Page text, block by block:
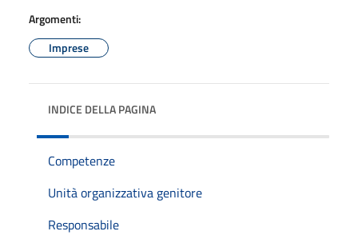
Argomenti:
Imprese
INDICE DELLA PAGINA
Competenze
Unità organizzativa genitore
Responsabile